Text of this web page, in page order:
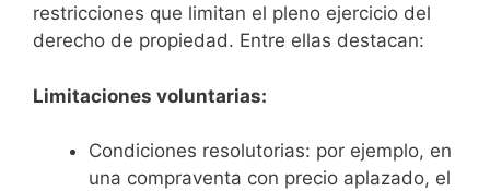
restricciones que limitan el pleno ejercicio del
derecho de propiedad. Entre ellas destacan:
Limitaciones voluntarias:
Condiciones resolutorias: por ejemplo, en
una compraventa con precio aplazado, el